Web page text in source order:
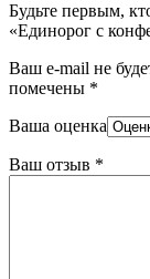
Будьте первым,
«Единорог с
Ваш e-mail не
помечены *
Ваша оценка
Ваш отзыв *